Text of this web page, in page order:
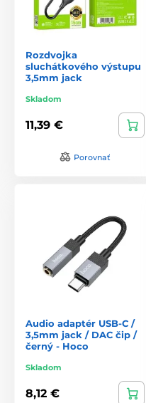
Rozdvojka
sluchátkového výstupu
3,5mm jack
Skladom
11,39 €
Porovnať
Audio adaptér USB-C /
3,5mm jack / DAC čip /
černý - Hoco
Skladom
8,12 €